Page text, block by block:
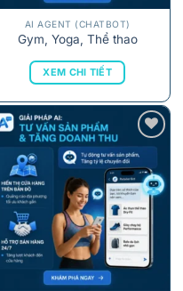
AI AGENT (CHATBOT)
Gym, Yoga, Thể thao
XEM CHI TIẾT